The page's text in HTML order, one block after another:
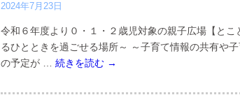
2024年7月23日
令和６年度より０・１・２歳児対象の親子広場【と
るひとときを過ごせる場所～ ～子育て情報の共有
の予定が … 続きを読む →